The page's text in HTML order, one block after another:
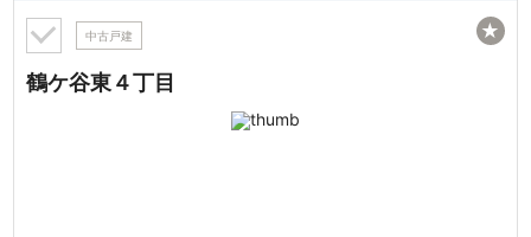
中古戸建
鶴ケ谷東４丁目
★